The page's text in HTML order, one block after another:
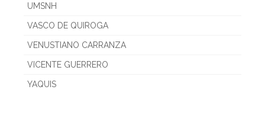
UMSNH
VASCO DE QUIROGA
VENUSTIANO CARRANZA
VICENTE GUERRERO
YAQUIS